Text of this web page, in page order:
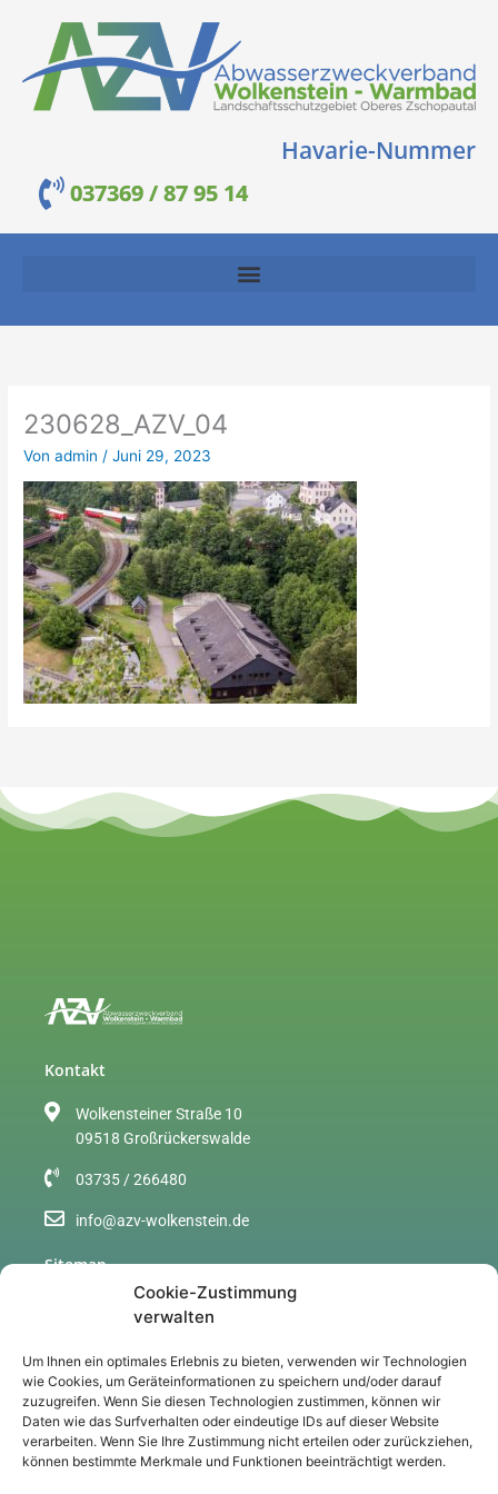
Cookie-Zustimmung
verwalten
Um Ihnen ein optimales Erlebnis zu bieten, verwenden wir Technologien
wie Cookies, um Geräteinformationen zu speichern und/oder darauf
zuzugreifen. Wenn Sie diesen Technologien zustimmen, können wir
Daten wie das Surfverhalten oder eindeutige IDs auf dieser Website
verarbeiten. Wenn Sie Ihre Zustimmung nicht erteilen oder zurückziehen,
können bestimmte Merkmale und Funktionen beeinträchtigt werden.
springen
Havarie-Nummer
037369 / 87 95 14
230628_AZV_04
Vonadmin /Juni 29, 2023
Kontakt
Wolkensteiner Straße 10
09518 Großrückerswalde
03735 / 266480
info@azv-wolkenstein.de
Sitemap
Aktuelles
Downloads